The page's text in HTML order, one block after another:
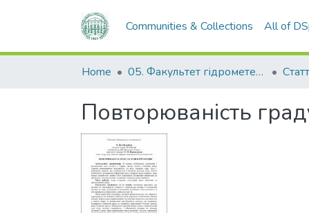
Communities & Collections All of
Home 05. Факультет гідрометеорології і екології
Повторюваність